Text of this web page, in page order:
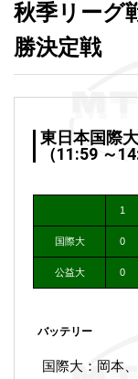
秋季リーグ
勝決定戦
東日本国際
（11:59 ～
1
国際大 0
公益大 0
バッテリー
国際大：岡本